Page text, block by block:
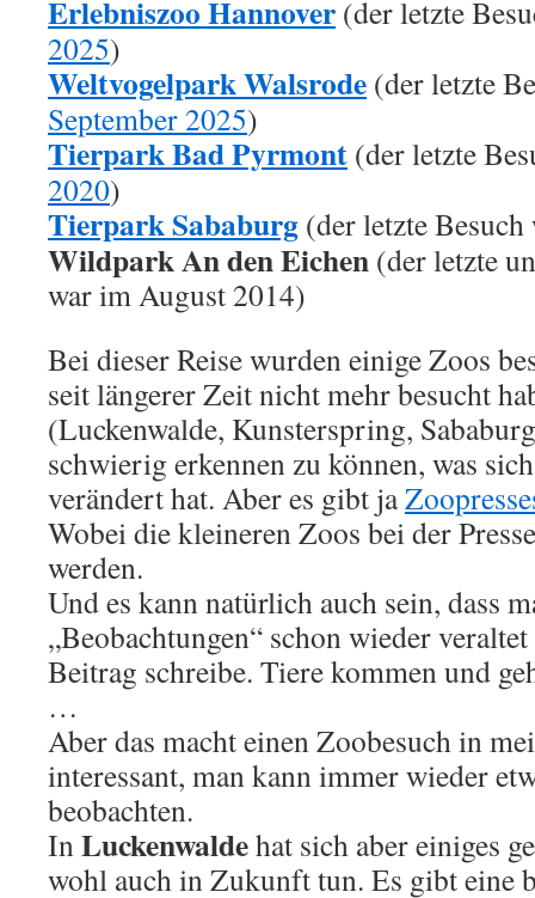
Erlebniszoo Hannover (der letzte
2025)
Weltvogelpark Walsrode (der letzte
September 2025)
Tierpark Bad Pyrmont (der letzte
2020)
Tierpark Sababurg (der letzte
Wildpark An den Eichen (der letzte
war im August 2014)
Bei dieser Reise wurden einige Zoos
seit längerer Zeit nicht mehr besucht
(Luckenwalde, Kunsterspring,
schwierig erkennen zu können, was
verändert hat. Aber es gibt ja
Wobei die kleineren Zoos bei der
werden.
Und es kann natürlich auch sein, dass
„Beobachtungen“ schon wieder
Beitrag schreibe. Tiere kommen und
…
Aber das macht einen Zoobesuch in
interessant, man kann immer wieder
beobachten.
InLuckenwaldehat sich aber einiges
wohl auch in Zukunft tun. Es gibt eine